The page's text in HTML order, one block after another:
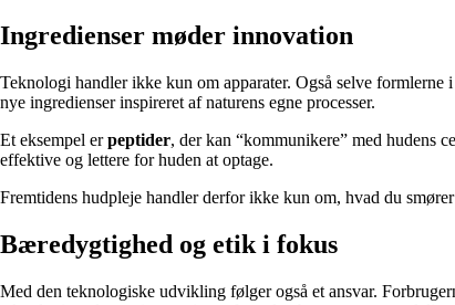
Ingredienser møder innovation
Teknologi handler ikke kun om apparater. Også selve
nye ingredienser inspireret af naturens egne processer.
Et eksempel erpeptider, der kan “kommunikere” med hudens
effektive og lettere for huden at optage.
Fremtidens hudpleje handler derfor ikke kun om, hvad du
Bæredygtighed og etik i fokus
Med den teknologiske udvikling følger også et ansvar.